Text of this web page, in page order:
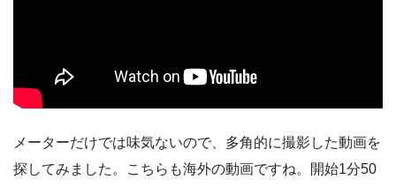
メーターだけでは味気ないので、多角的に撮影した動画を
探してみました。こちらも海外の動画ですね。開始1分50